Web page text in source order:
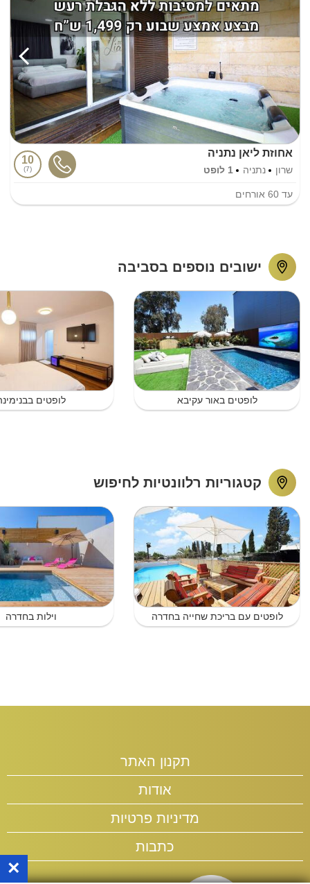
אחוזת ליאן נתניה
שרון נתניה 1 לופט
10
7
עד 60 אורחים
ישובים נוספים בסביבה
לופטים באור עקיבא לופטים
קטגוריות רלוונטיות לחיפוש
לופטים עם בריכת שחייה בחדרה וילות בחדרה
תקנון האתר
אודות
מדיניות פרטיות
כתבות
×